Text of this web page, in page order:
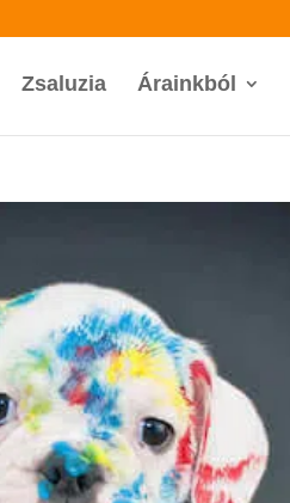
Zsaluzia Árainkból